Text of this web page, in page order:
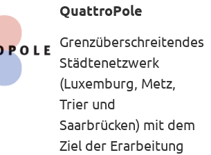
QuattroPole
Grenzüberschreitendes
Städtenetzwerk
(Luxemburg, Metz,
Trier und
Saarbrücken) mit dem
Ziel der Erarbeitung